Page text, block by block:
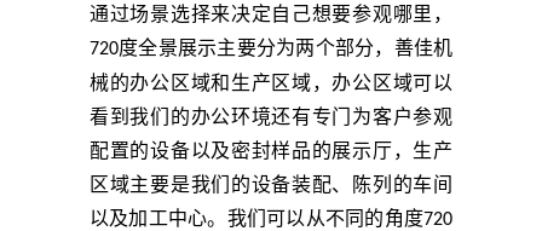
通过场景选择来决定自己想要参观哪里，
720度全景展示主要分为两个部分，善佳机
械的办公区域和生产区域，办公区域可以
看到我们的办公环境还有专门为客户参观
配置的设备以及密封样品的展示厅，生产
区域主要是我们的设备装配、陈列的车间
以及加工中心。我们可以从不同的角度720